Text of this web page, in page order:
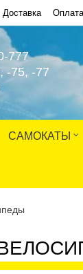
Доставка Оплата
777
, -75, -77
САМОКАТЫ